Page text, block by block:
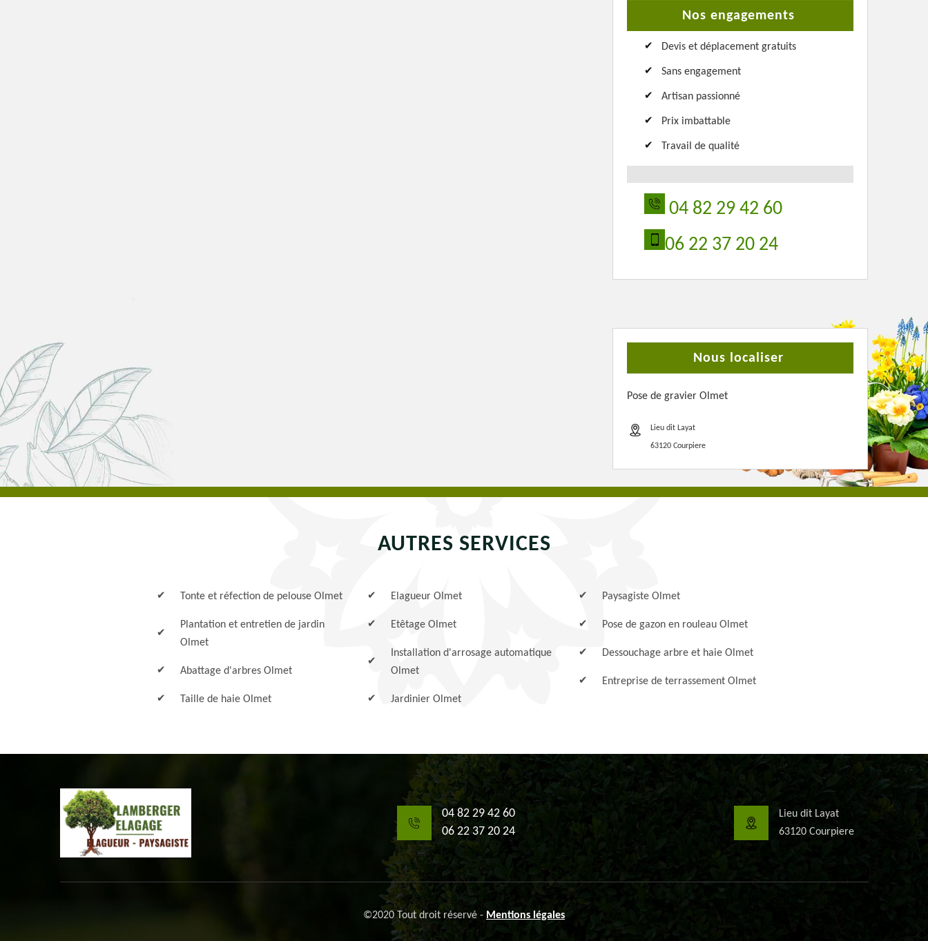
Nos engagements
Devis et déplacement gratuits
Sans engagement
Artisan passionné
Prix imbattable
Travail de qualité
04 82 29 42 60
06 22 37 20 24
Nous localiser
Pose de gravier Olmet
Lieu dit Layat
63120 Courpiere
AUTRES SERVICES
Tonte et réfection de pelouse Olmet
Plantation et entretien de jardin
Olmet
Abattage d'arbres Olmet
Taille de haie Olmet
Elagueur Olmet
Etêtage Olmet
Installation d'arrosage automatique
Olmet
Jardinier Olmet
Paysagiste Olmet
Pose de gazon en rouleau Olmet
Dessouchage arbre et haie Olmet
Entreprise de terrassement Olmet
04 82 29 42 60
06 22 37 20 24
Lieu dit Layat
63120 Courpiere
©2020 Tout droit réservé - Mentions légales